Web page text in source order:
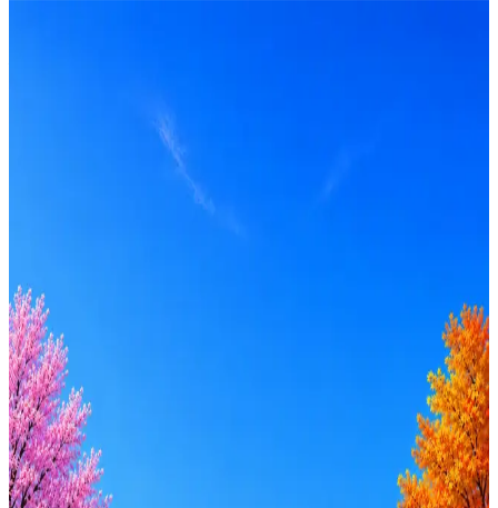
Оффер быстрее с Эйч
Будьте осторожны: если работодатель просит войти через